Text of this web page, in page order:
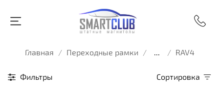
Главная Переходные рамки ... RAV4
Фильтры Сортировка